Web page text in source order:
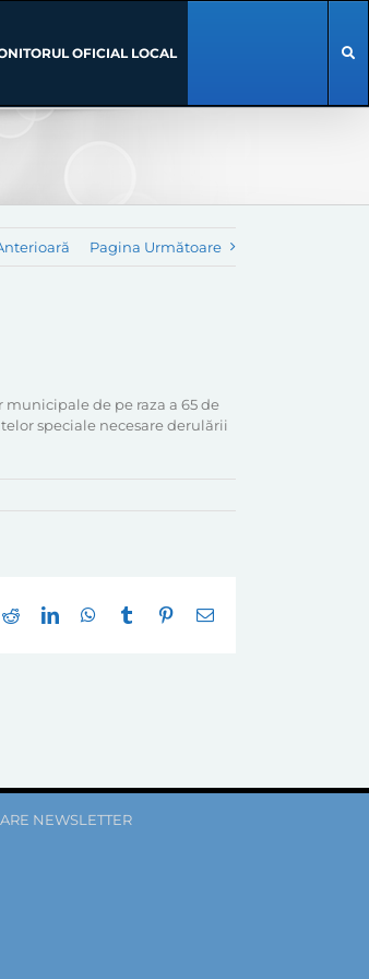
OFICIAL LOCAL
Pagina Următoare
de pe raza a 65 de
speciale necesare derulării
RedditLinkedInWhatsApp
Tumblr Pinterest
E-
NEWSLETTER